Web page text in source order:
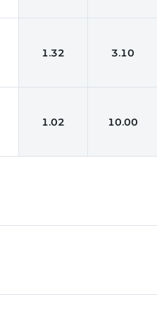
1.32 3.10
1.02 10.00